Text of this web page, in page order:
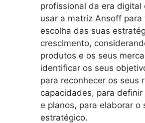
profissional da era digital
usar a matriz Ansoff para
escolha das suas
crescimento,
produtos e os seus
identificar os seus
para reconhecer os seus
capacidades, para definir
e planos, para elaborar o
estratégico.